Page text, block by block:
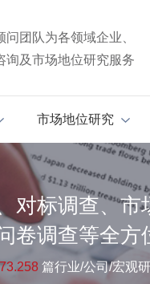
团队为各领域企业、
询及市场地位研究服务
市场地位研究
对标调查、
卷调查等全方
篇行业/公司/宏观